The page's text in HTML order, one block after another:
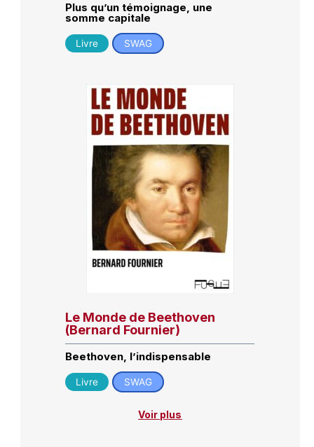
Plus qu’un témoignage, une
somme capitale
Livre SWAG
Le Monde de Beethoven
(Bernard Fournier)
Beethoven, l’indispensable
Livre SWAG
Voir plus